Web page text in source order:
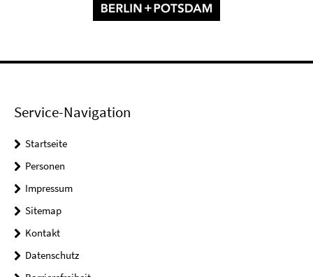
Service-Navigation
Startseite
Personen
Impressum
Sitemap
Kontakt
Datenschutz